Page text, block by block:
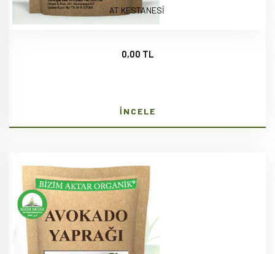
AT KESTANESİ
0,00 TL
İNCELE